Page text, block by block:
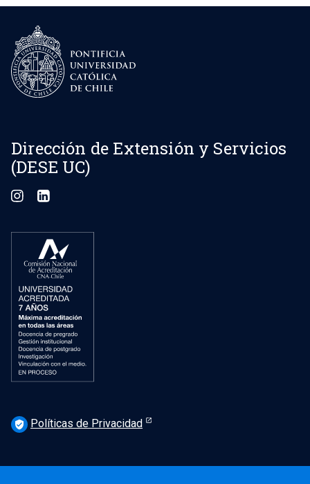
Dirección de Extensión y Servicios
(DESE UC)
verified_user Políticas de Privacidad